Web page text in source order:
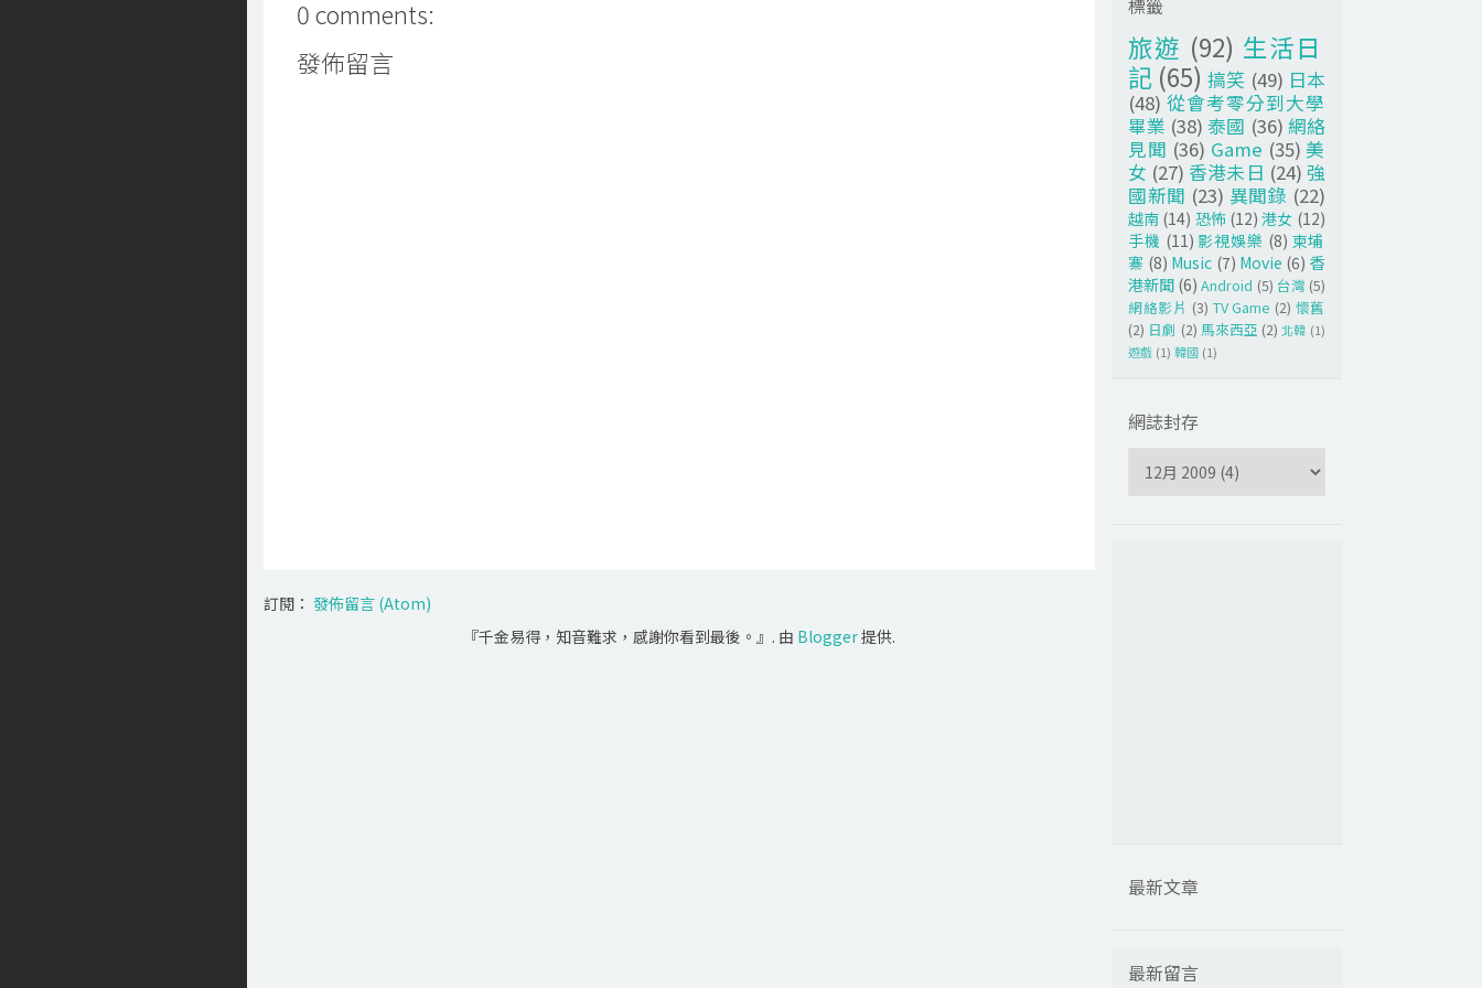
0 comments:
發佈留言
訂閱： 發佈留言 (Atom)
『千金易得，知音難求，感謝你看到最後。』. 由 Blogger提供.
旅遊 (92) 生活日
記 (65) 搞笑 (49) 日本
(48) 從會考零分到大學
畢業 (38) 泰國 (36) 網絡
見聞 (36) Game (35) 美
女 (27) 香港未日 (24) 強
國新聞 (23) 異聞錄 (22)
越南 (14) 恐怖 (12) 港女 (12)
手機 (11) 影視娛樂 (8) 柬埔
寨 (8) Music (7) Movie (6) 香
港新聞 (6) Android (5) 台灣 (5)
網絡影片 (3) TV Game (2) 懷舊
(2) 日劇 (2) 馬來西亞 (2) 北韓 (1)
遊戲 (1) 韓國 (1)
網誌封存
最新文章
最新留言